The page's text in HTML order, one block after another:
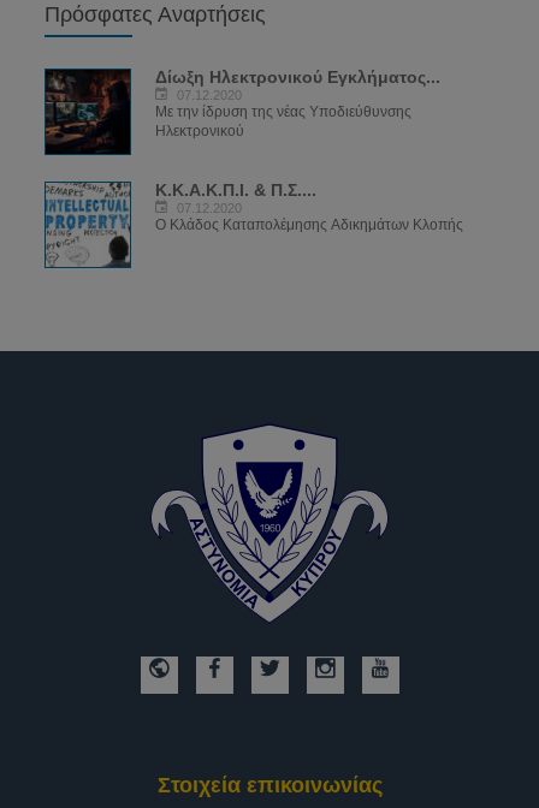
Πρόσφατες Αναρτήσεις
Δίωξη Ηλεκτρονικού Εγκλήματος...
07.12.2020
Με την ίδρυση της νέας Υποδιεύθυνσης
Ηλεκτρονικού
K.Κ.A.Κ.Π.Ι. & Π.Σ....
07.12.2020
Ο Κλάδος Καταπολέμησης Aδικημάτων Κλοπής
Στοιχεία επικοινωνίας